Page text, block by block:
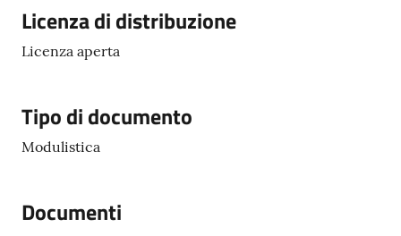
Descrizione
Licenza di distribuzione
Licenza aperta
Tipo di documento
Modulistica
Documenti